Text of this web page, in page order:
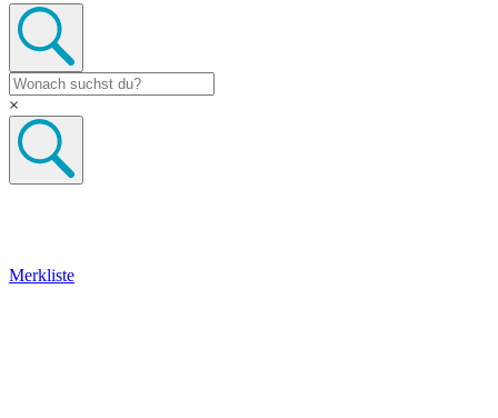
×
Merkliste